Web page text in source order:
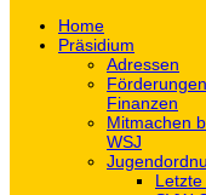
Home
Präsidium
Adressen
Finanzen
Mitmachen
WSJ